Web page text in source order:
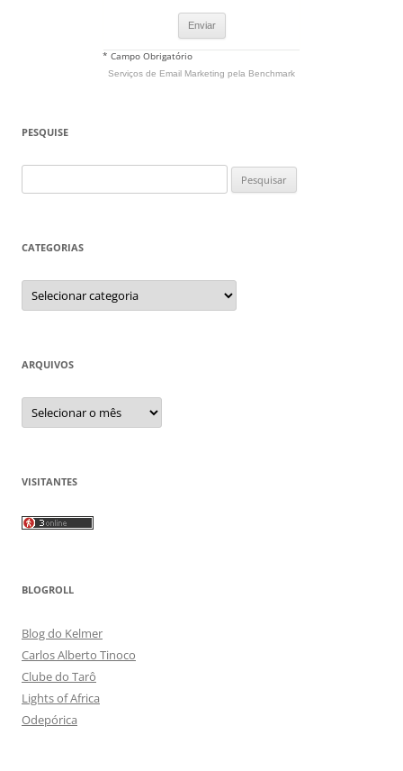
* Campo Obrigatório
Serviços de Email Marketing pela Benchmark
PESQUISE
por:
CATEGORIAS
Categorias
ARQUIVOS
Arquivos
VISITANTES
BLOGROLL
Blog do Kelmer
Carlos Alberto Tinoco
Clube do Tarô
Lights of Africa
Odepórica